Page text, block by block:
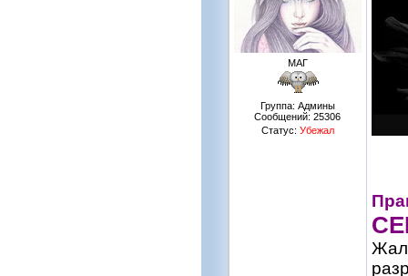
МАГ
Группа: Админы
Сообщений:25306
Статус: Убежал